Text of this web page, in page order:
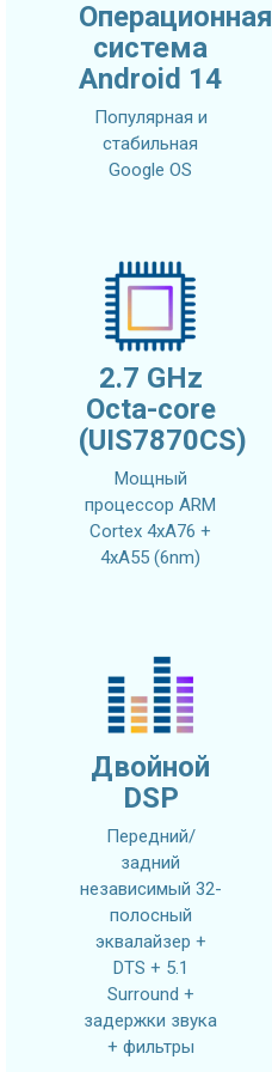
Операционная
система
Android 14
Популярная и
стабильная
Google OS
2.7 GHz
Octa-core
(UIS7870CS)
Мощный
процессор ARM
Cortex 4xA76 +
4xA55 (6nm)
Двойной
DSP
Передний/
задний
независимый 32-
полосный
эквалайзер +
DTS + 5.1
Surround +
задержки звука
+ фильтры